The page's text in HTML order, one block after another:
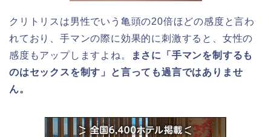
クリトリスは男性でいう亀頭の20倍ほどの感度と言わ
れており、手マンの際に効果的に刺激すると、女性の
感度もアップしますよね。
まさに「手マンを制するも
のはセックスを制す」と言っても過言ではありませ
ん。